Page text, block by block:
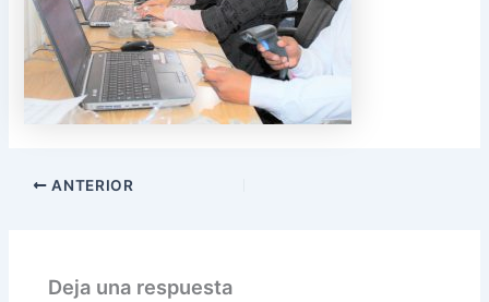
ANTERIOR
Deja una respuesta